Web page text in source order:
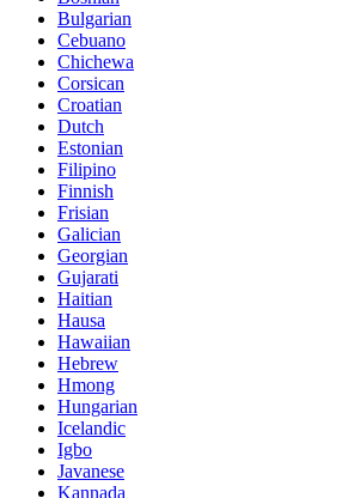
Bulgarian
Cebuano
Chichewa
Corsican
Croatian
Dutch
Estonian
Filipino
Finnish
Frisian
Galician
Georgian
Gujarati
Haitian
Hausa
Hawaiian
Hebrew
Hmong
Hungarian
Icelandic
Igbo
Javanese
Kannada